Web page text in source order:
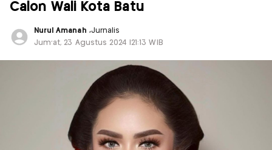
Calon Wali Kota Batu
Nurul Amanah ,Jurnalis
Jum'at, 23 Agustus 2024 |21:13 WIB